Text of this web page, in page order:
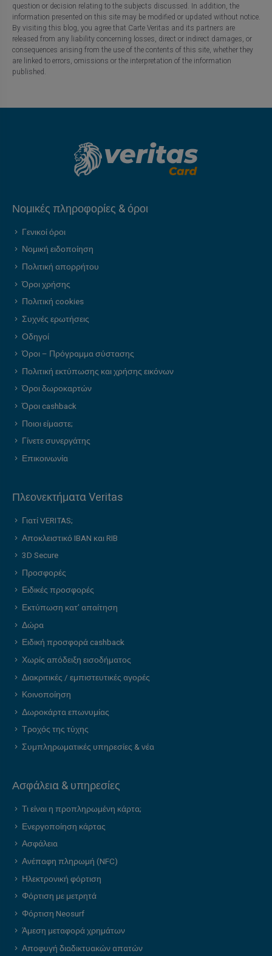
question or decision relating to the subjects discussed. In addition, the
information presented on this site may be modified or updated without notice.
By visiting this blog, you agree that Carte Veritas and its partners are
released from any liability concerning losses, direct or indirect damages, or
consequences arising from the use of the contents of this site, whether they
are linked to errors, omissions or the interpretation of the information
published.
Νομικές πληροφορίες & όροι
Γενικοί όροι
Νομική ειδοποίηση
Πολιτική απορρήτου
Όροι χρήσης
Πολιτική cookies
Συχνές ερωτήσεις
Οδηγοί
Όροι – Πρόγραμμα σύστασης
Πολιτική εκτύπωσης και χρήσης εικόνων
Όροι δωροκαρτών
Όροι cashback
Ποιοι είμαστε;
Γίνετε συνεργάτης
Επικοινωνία
Πλεονεκτήματα Veritas
Γιατί VERITAS;
Αποκλειστικό IBAN και RIB
3D Secure
Προσφορές
Ειδικές προσφορές
Εκτύπωση κατ’ απαίτηση
Δώρα
Ειδική προσφορά cashback
Χωρίς απόδειξη εισοδήματος
Διακριτικές / εμπιστευτικές αγορές
Κοινοποίηση
Δωροκάρτα επωνυμίας
Τροχός της τύχης
Συμπληρωματικές υπηρεσίες & νέα
Ασφάλεια & υπηρεσίες
Τι είναι η προπληρωμένη κάρτα;
Ενεργοποίηση κάρτας
Ασφάλεια
Ανέπαφη πληρωμή (NFC)
Ηλεκτρονική φόρτιση
Φόρτιση με μετρητά
Φόρτιση Neosurf
Άμεση μεταφορά χρημάτων
Αποφυγή διαδικτυακών απατών